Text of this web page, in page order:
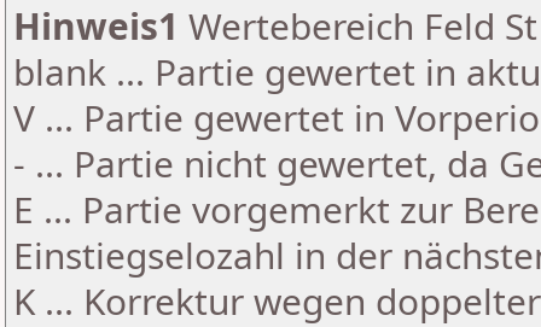
Hinweis1 Wertebereich Feld
blank ... Partie gewertet in
V ... Partie gewertet in
- ... Partie nicht gewertet, da
E ... Partie vorgemerkt zur
Einstiegselozahl in der
K ... Korrektur wegen